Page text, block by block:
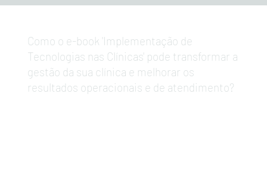
Como o e-book 'Implementação de
Tecnologias nas Clínicas' pode transformar a
gestão da sua clínica e melhorar os
resultados operacionais e de atendimento?